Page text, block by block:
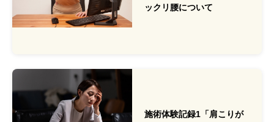
ックリ腰について
施術体験記録1「肩こりが